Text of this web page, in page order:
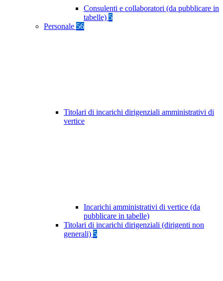
Consulenti e collaboratori (da pubblicare in
tabelle) 5
Personale 56
Titolari di incarichi dirigenziali amministrativi di
vertice
Incarichi amministrativi di vertice (da
pubblicare in tabelle)
Titolari di incarichi dirigenziali (dirigenti non
generali) 5